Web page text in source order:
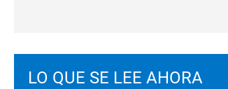
LO QUE SE LEE AHORA